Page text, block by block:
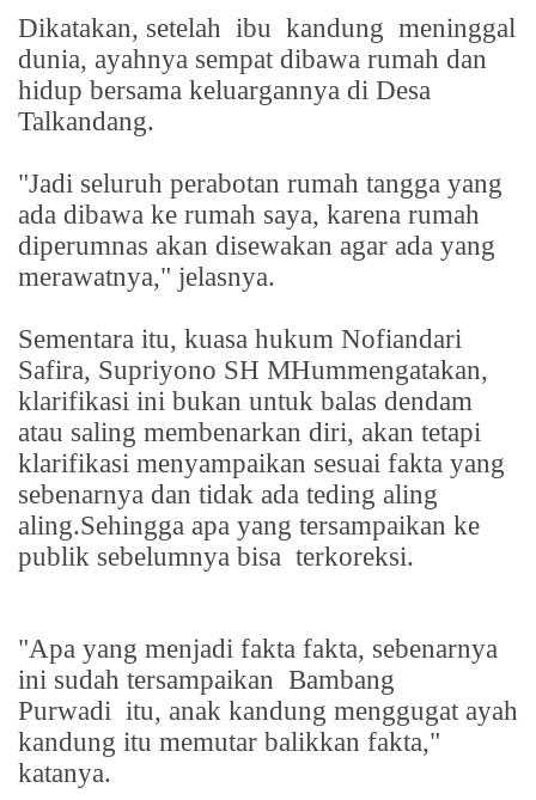
Dikatakan, setelah ibu kandung meninggal
dunia, ayahnya sempat dibawa rumah dan
hidup bersama keluargannya di Desa
Talkandang.
"Jadi seluruh perabotan rumah tangga yang
ada dibawa ke rumah saya, karena rumah
diperumnas akan disewakan agar ada yang
merawatnya," jelasnya.
Sementara itu, kuasa hukum Nofiandari
Safira, Supriyono SH MHummengatakan,
klarifikasi ini bukan untuk balas dendam
atau saling membenarkan diri, akan tetapi
klarifikasi menyampaikan sesuai fakta yang
sebenarnya dan tidak ada teding aling
aling.Sehingga apa yang tersampaikan ke
publik sebelumnya bisa terkoreksi.
"Apa yang menjadi fakta fakta, sebenarnya
ini sudah tersampaikan Bambang
Purwadi itu, anak kandung menggugat ayah
kandung itu memutar balikkan fakta,"
katanya.